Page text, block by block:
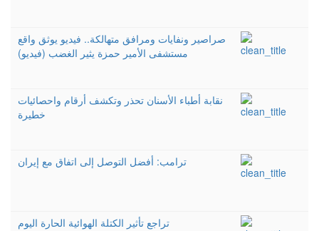
صراصير ونفايات ومرافق متهالكة.. فيديو يوثق واقع
مستشفى الأمير حمزة يثير الغضب (فيديو)
نقابة أطباء الأسنان تحذر وتكشف أرقام واحصائيات
خطيرة
ترامب: أفضل التوصل إلى اتفاق مع إيران
تراجع تأثير الكتلة الهوائية الحارة اليوم